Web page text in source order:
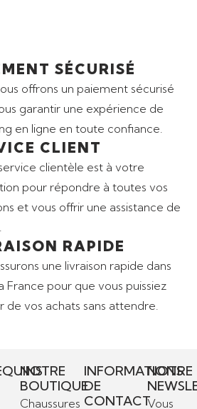
SÉCURISÉ
offrons un paiement sécurisé
garantir une expérience de
en ligne en toute confiance.
CLIENT
clientèle est à votre
pour répondre à toutes vos
et vous offrir une assistance de
RAPIDE
une livraison rapide dans
France pour que vous puissiez
de vos achats sans attendre.
NOTRE
BOUTIQUE
Chaussures
INFORMATIONS
DE
CONTACT
NOTRE
Vous